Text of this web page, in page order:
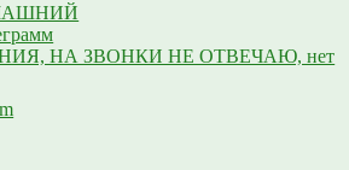
НА ЗВОНКИ НЕ ОТВЕЧАЮ, нет